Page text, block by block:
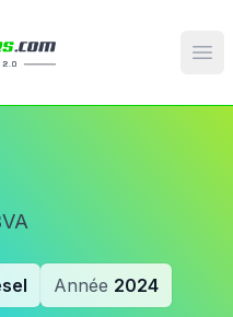
Année 2024